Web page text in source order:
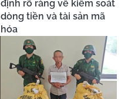
định rõ ràng về kiểm soát
dòng tiền và tài sản mã
hóa